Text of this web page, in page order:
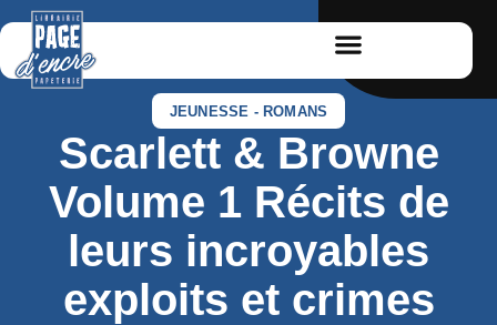
JEUNESSE - ROMANS
Scarlett & Browne
Volume 1 Récits de
leurs incroyables
exploits et crimes